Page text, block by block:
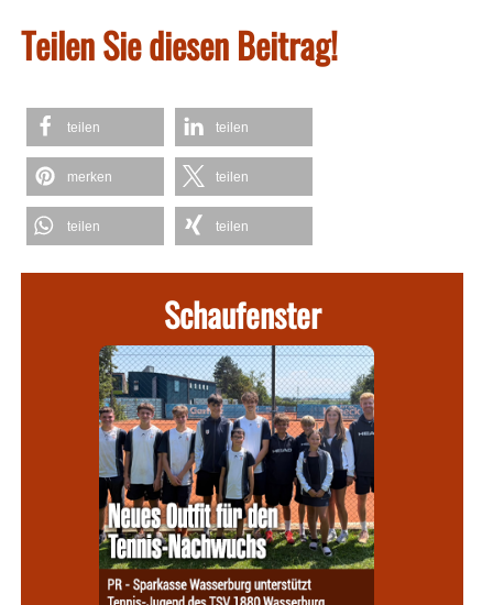
Teilen Sie diesen Beitrag!
teilen teilen
merken teilen
teilen teilen
Schaufenster